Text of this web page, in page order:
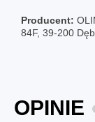
Producent:
84F, 39-200
OPINIE